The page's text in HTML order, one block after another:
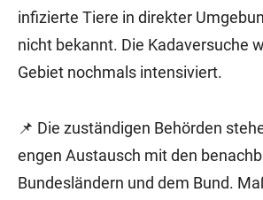
infizierte Tiere in direkter
nicht bekannt. Die Kadaversuche
Gebiet nochmals intensiviert.
📌 Die zuständigen Behörden
engen Austausch mit den
Bundesländern und dem Bund.